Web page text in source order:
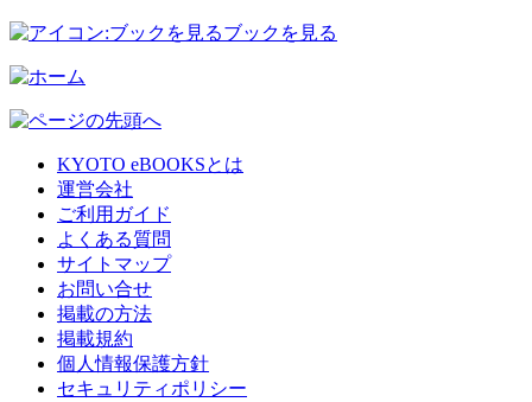
ブックを見る
KYOTO eBOOKSとは
運営会社
ご利用ガイド
よくある質問
サイトマップ
お問い合せ
掲載の方法
掲載規約
個人情報保護方針
セキュリティポリシー